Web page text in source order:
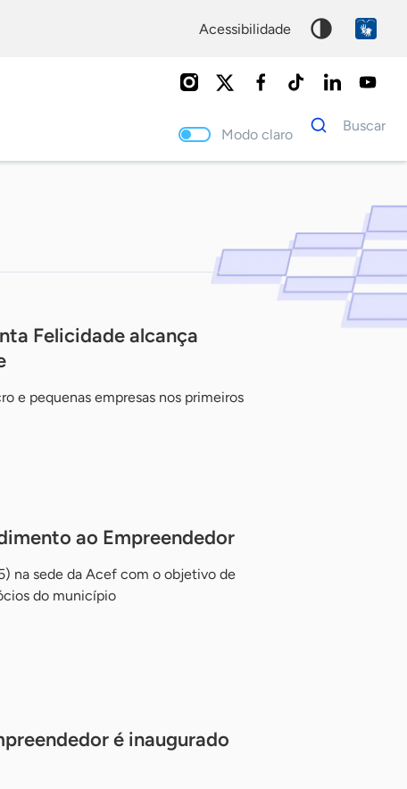
acessibilidade
Modo claro
Dados
para
Buscar
Felicidade alcança
e pequenas empresas nos primeiros
ao Empreendedor
na sede da Acef com o objetivo de
do município
é inaugurado